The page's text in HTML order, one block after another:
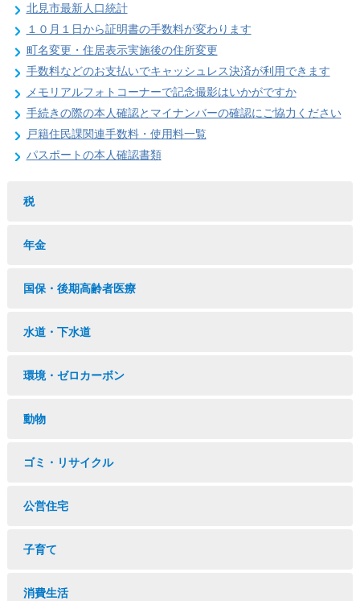
北見市最新人口統計
１０月１日から証明書の手数料が変わります
町名変更・住居表示実施後の住所変更
手数料などのお支払いでキャッシュレス決済が利用できます
メモリアルフォトコーナーで記念撮影はいかがですか
手続きの際の本人確認とマイナンバーの確認にご協力ください
戸籍住民課関連手数料・使用料一覧
パスポートの本人確認書類
税
年金
国保・後期高齢者医療
水道・下水道
環境・ゼロカーボン
動物
ゴミ・リサイクル
公営住宅
子育て
消費生活